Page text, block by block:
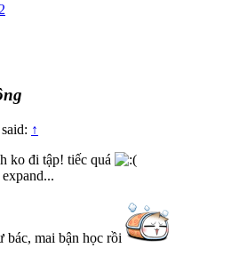
↑
ko đi tập! tiếc quá
bác, mai bận học rồi